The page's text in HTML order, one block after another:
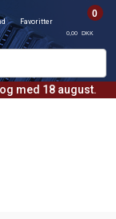
med 18 august.
Favoritter
0
0,00 DKK